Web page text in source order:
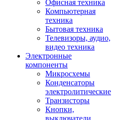
Офисная техника
Компьютерная
техника
Бытовая техника
Телевизоры, аудио,
видео техника
Электронные
компоненты
Микросхемы
Конденсаторы
электролитические
Транзисторы
Кнопки,
выключатели